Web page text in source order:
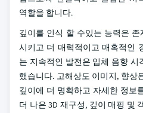
역할을 합니다.
깊이를 인식 할 수있는 능력은
시키고 더 매력적이고 매혹적인
는 지속적인 발전은 입체 음향
했습니다. 고해상도 이미지, 향상
깊이에 더 명확하고 자세한 정보
더 나은 3D 재구성, 깊이 매핑 및